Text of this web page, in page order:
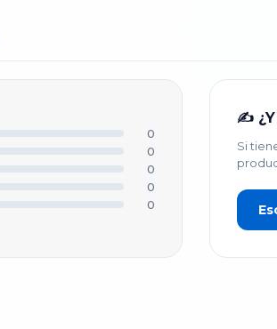
0
0
0
0
0
✍️ ¿Y
Si